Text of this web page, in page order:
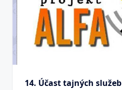
14. Účast tajných služeb